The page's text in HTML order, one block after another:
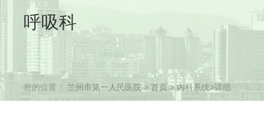
呼吸科
您的位置： 兰州市第一人民医院> 首页>内科系统>详细